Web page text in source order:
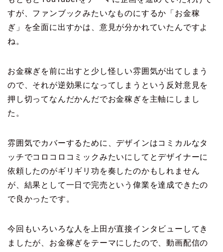
すが、ファンブックみたいなものにするか「お金稼
ぎ」を全面に出すかは、意見が分かれていたんですよ
ね。
お金稼ぎを前に出すと少し怪しい雰囲気が出てしまう
ので、それが逆効果になってしまうという反対意見を
押し切ってなんだかんだでお金稼ぎを主軸にしまし
た。
雰囲気でカバーするために、デザインはコミカルなタ
ッチでコロコロコミックみたいにしてとデザイナーに
依頼したのがギリギリ功を奏したのかもしれません
が、結果として一日で完売という偉業を達成できたの
で良かったです。
今回もいろいろな人を上田が直接インタビューしてき
ましたが、お金稼ぎをテーマにしたので、動画配信の